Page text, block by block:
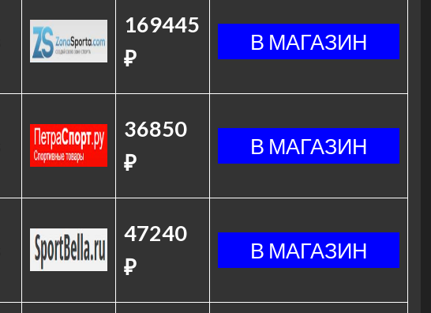
169445
₽
36850
₽
47240
₽